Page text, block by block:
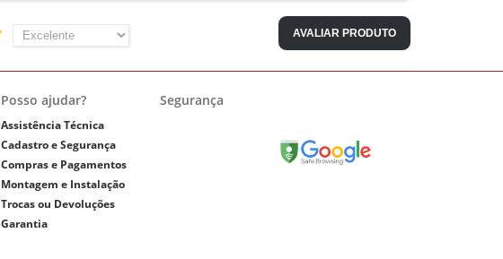
AVALIAR PRODUTO
Posso ajudar?
Assistência Técnica
Cadastro e Segurança
Compras e Pagamentos
Montagem e Instalação
Trocas ou Devoluções
Garantia
Segurança